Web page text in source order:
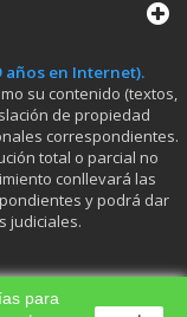
años en Internet).
su contenido (textos,
de propiedad
correspondientes.
total o parcial no
conllevará las
y podrá dar
judiciales.
para